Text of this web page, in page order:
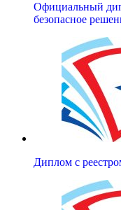
Официальный
безопасное
Диплом с